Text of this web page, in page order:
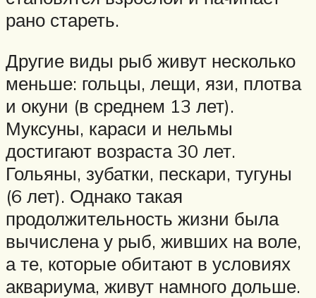
рано стареть.
Другие виды рыб живут несколько
меньше: гольцы, лещи, язи, плотва
и окуни (в среднем 13 лет).
Муксуны, караси и нельмы
достигают возраста 30 лет.
Гольяны, зубатки, пескари, тугуны
(6 лет). Однако такая
продолжительность жизни была
вычислена у рыб, живших на воле,
а те, которые обитают в условиях
аквариума, живут намного дольше.